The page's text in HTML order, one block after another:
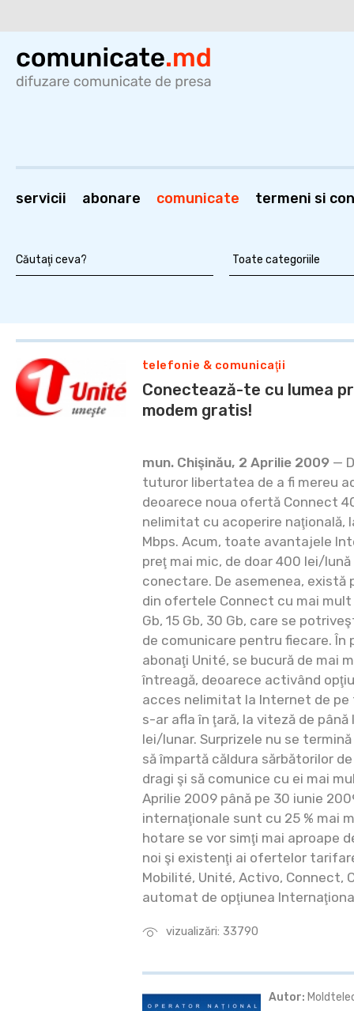
servicii abonare comunicate termeni si
vizualizări: 33790
telefonie & comunicaţii
Conectează-te cu lumea
modem gratis!
mun. Chişinău, 2 Aprilie 2009 —
tuturor libertatea de a fi mereu
deoarece noua ofertă Connect
nelimitat cu acoperire naţională,
Mbps. Acum, toate avantajele
preţ mai mic, de doar 400 lei/
conectare. De asemenea, există
din ofertele Connect cu mai
Gb, 15 Gb, 30 Gb, care se
de comunicare pentru fiecare. În
abonaţi Unité, se bucură de mai
întreagă, deoarece activând
acces nelimitat la Internet de pe
s-ar afla în ţară, la viteză de până
lei/lunar. Surprizele nu se
să împartă căldura sărbătorilor
dragi şi să comunice cu ei mai
Aprilie 2009 până pe 30 iunie
internaţionale sunt cu 25 % mai
hotare se vor simţi mai aproape
noi şi existenţi ai ofertelor
Mobilité, Unité, Activo, Connect,
automat de opţiunea
Autor: